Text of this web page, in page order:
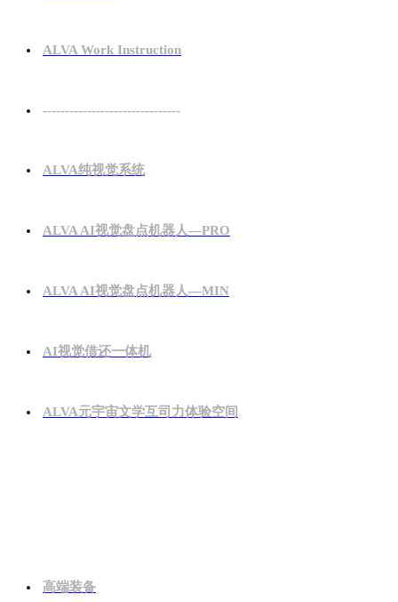
ALVA Work Instruction
-------------------------------
ALVA纯视觉系统
ALVA AI视觉盘点机器人—PRO
ALVA AI视觉盘点机器人—MIN
AI视觉借还一体机
ALVA元宇宙文学互司力体验空间
高端装备